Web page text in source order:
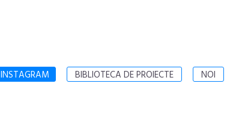
INSTAGRAM BIBLIOTECA DE PROIECTE NOI